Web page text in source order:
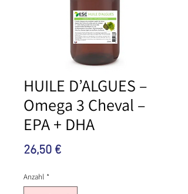
HUILE D’ALGUES –
Omega 3 Cheval –
EPA + DHA
26,50 €Preis
Anzahl *